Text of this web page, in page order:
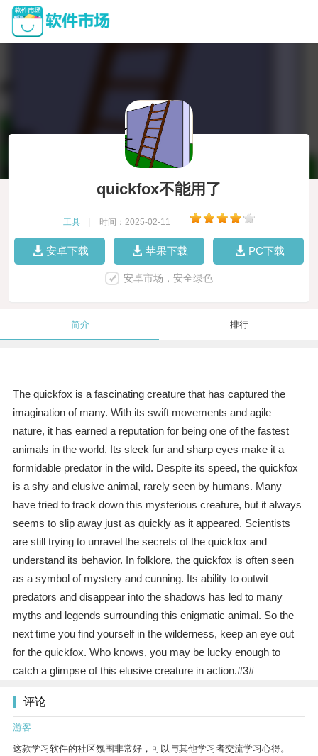
quickfox不能用了
工具 时间：2025-02-11
安卓下载 苹果下载 PC下载
安卓市场，安全绿色
简介 排行
The quickfox is a fascinating creature that has captured the
imagination of many. With its swift movements and agile
nature, it has earned a reputation for being one of the fastest
animals in the world. Its sleek fur and sharp eyes make it a
formidable predator in the wild. Despite its speed, the quickfox
is a shy and elusive animal, rarely seen by humans. Many
have tried to track down this mysterious creature, but it always
seems to slip away just as quickly as it appeared. Scientists
are still trying to unravel the secrets of the quickfox and
understand its behavior. In folklore, the quickfox is often seen
as a symbol of mystery and cunning. Its ability to outwit
predators and disappear into the shadows has led to many
myths and legends surrounding this enigmatic animal. So the
next time you find yourself in the wilderness, keep an eye out
for the quickfox. Who knows, you may be lucky enough to
catch a glimpse of this elusive creature in action.#3#
评论
游客
这款学习软件的社区氛围非常好，可以与其他学习者交流学习心得。